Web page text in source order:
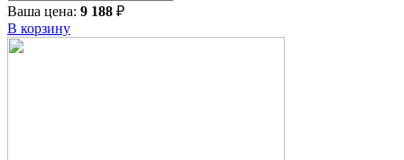
Ваша цена: 9 188 ₽
В корзину